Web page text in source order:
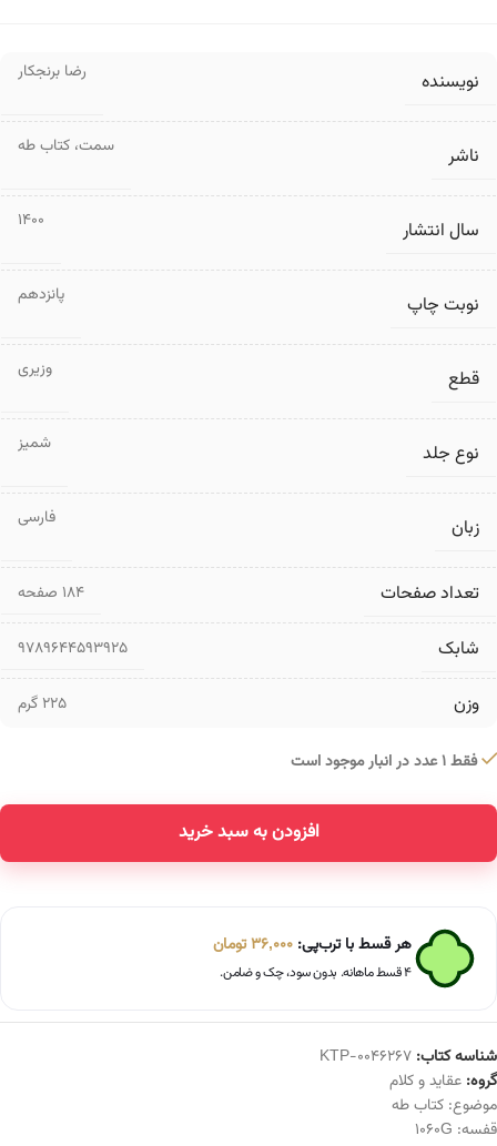
نویسنده رضا برنجکار
ناشر سمت، کتاب طه
سال انتشار 1400
نوبت چاپ پانزدهم
قطع وزیری
نوع جلد شمیز
زبان فارسی
تعداد صفحات ۱۸۴ صفحه
شابک 9789644593925
وزن 225 گرم
فقط 1 عدد در انبار موجود است
افزودن به سبد خرید
هر قسط با ترب‌پی: 36,000تومان
۴ قسط ماهانه. بدون سود، چک و ضامن.
شناسه کتاب: KTP-0046267
گروه: عقاید و کلام
موضوع: کتاب طه
قفسه: 1060G